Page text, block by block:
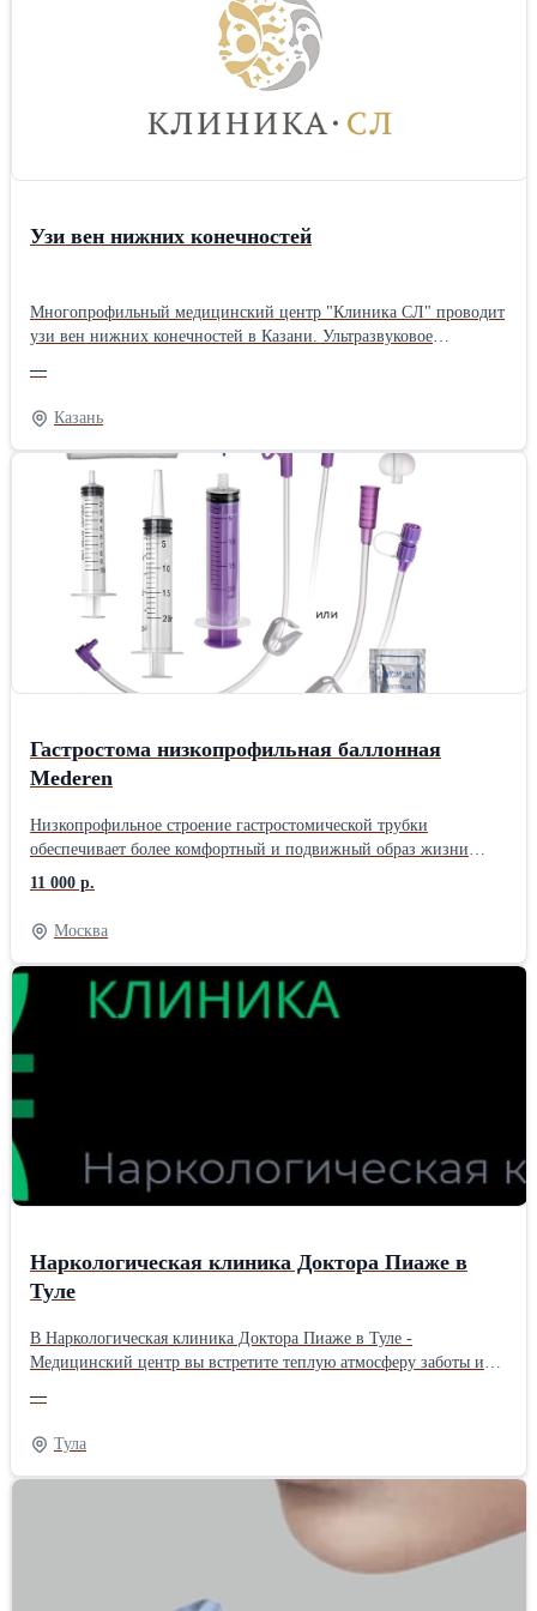
протезирование, имплантация, отбеливание зубов и многое
другое! Звоните и записывайтесь на прием прямо сейчас! Не
откладывайте заботу о своих зубах — любое промедление может
привести к серьезным последствиям. Посетите наш
официальный сайт, где найдете много полезной информации.
ООО «Студия Дент»
Узи вен нижних конечностей
Многопрофильный медицинский центр "Клиника СЛ" проводит
узи вен нижних конечностей в Казани. Ультразвуковое
информативных методов диагностики состояния венозной
системы, занимает от 15 до 30 минут, не вызывает дискомфорта
и дает точные результаты. Ознакомиться с процедурой более
подробно Вы можете на нашем сайте
—
Казань
Гастростома низкопрофильная баллонная
Mederen
Низкопрофильное строение гастростомической трубки
обеспечивает более комфортный и подвижный образ жизни
пациенту в сравнении со стандартными баллонными трубками.
Наборы с коннекторами «ENFit» совместимы с изделиями для
энтерального питания в соответствии с ISO 80369-3
Производитель: Mederen Neotrch Ltd Израиль
11 000 р.
Москва
Наркологическая клиника Доктора Пиаже в
Туле
В Наркологическая клиника Доктора Пиаже в Туле -
Медицинский центр вы встретите теплую атмосферу заботы и
услуг, включая вывод из запоя, комплексное лечение
алкогольной и наркотической зависимостей, а также
эффективное кодирование для предотвращения рецидивов. Наша
команда готова помочь вам преодолеть трудности и вернуть
—
Тула